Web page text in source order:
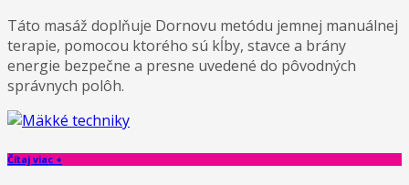
Táto masáž doplňuje Dornovu metódu jemnej manuálnej
terapie, pomocou ktorého sú kĺby, stavce a brány
energie bezpečne a presne uvedené do pôvodných
správnych polôh.
Čítaj viac +